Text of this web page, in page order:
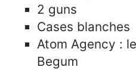
2 guns
Cases blanches
Atom Agency :
Begum